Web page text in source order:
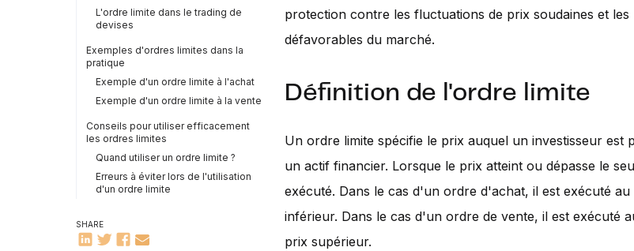
L'ordre limite dans le trading de
devises
Exemples d'ordres limites dans la
pratique
Exemple d'un ordre limite à l'achat
Exemple d'un ordre limite à la vente
Conseils pour utiliser efficacement
les ordres limites
Quand utiliser un ordre limite ?
Erreurs à éviter lors de l'utilisation
d'un ordre limite
SHARE
protection contre les fluctuations de prix soudaines et les
défavorables du marché.
Définition de l'ordre limite
Un ordre limite spécifie le prix auquel un investisseur est
un actif financier. Lorsque le prix atteint ou dépasse le
exécuté. Dans le cas d'un ordre d'achat, il est exécuté
inférieur. Dans le cas d'un ordre de vente, il est exécuté
prix supérieur.